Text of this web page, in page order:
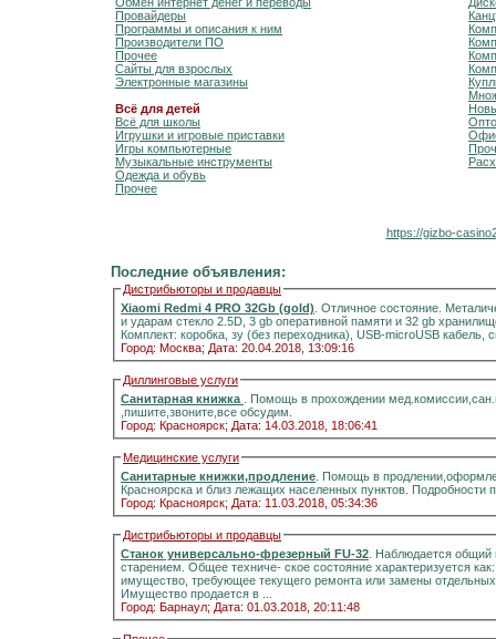
Провайдеры
Программы и описания к ним
Производители ПО
Прочее
Сайты для взрослых
Электронные магазины
Всё для детей
Всё для школы
Игрушки и игровые приставки
Игры компьютерные
Музыкальные инструменты
Одежда и обувь
Прочее
https://gizbo-
Последние объявления:
Дистрибьюторы и продавцы
Xiaomi Redmi 4 PRO 32Gb (gold) . Отличное состояние.
и ударам стекло 2.5D, 3 gb оперативной памяти и 32 gb
Комплект: коробка, зу (без переходника), USB-microUSB
Город: Москва; Дата: 20.04.2018, 13:09:16
Диллинговые услуги
Санитарная книжка
. Помощь в прохождении
,пишите,звоните,все обсудим.
Город: Красноярск; Дата: 14.03.2018, 18:06:41
Медицинские услуги
Санитарные книжки,продление . Помощь в
Красноярска и близ лежащих населенных пунктов.
Город: Красноярск; Дата: 11.03.2018, 05:34:36
Дистрибьюторы и продавцы
Станок универсально-фрезерный FU-32 . Наблюдается
старением. Общее техниче- ское состояние характеризуется
имущество, требующее текущего ремонта или замены
Имущество продается в ...
Город: Барнаул; Дата: 01.03.2018, 20:11:48